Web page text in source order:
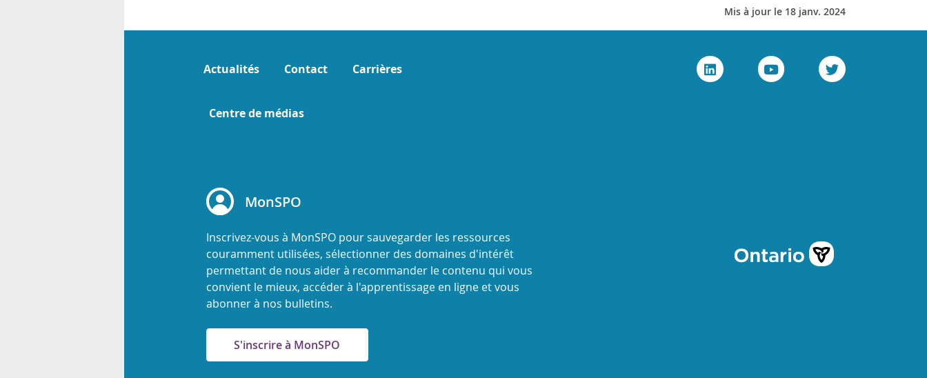
Mis à jour le 18 janv. 2024
Actualités Contact Carrières
Centre de médias
MonSPO
Inscrivez-vous à MonSPO pour sauvegarder les ressources
couramment utilisées, sélectionner des domaines d'intérêt
permettant de nous aider à recommander le contenu qui vous
convient le mieux, accéder à l'apprentissage en ligne et vous
abonner à nos bulletins.
S'inscrire à MonSPO